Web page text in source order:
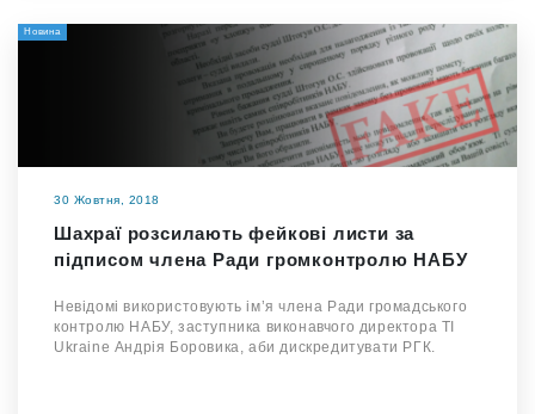
Новина
30 Жовтня, 2018
Шахраї розсилають фейкові листи за
підписом члена Ради громконтролю НАБУ
Невідомі використовують ім’я члена Ради громадського
контролю НАБУ, заступника виконавчого директора TI
Ukraine Андрія Боровика, аби дискредитувати РГК.